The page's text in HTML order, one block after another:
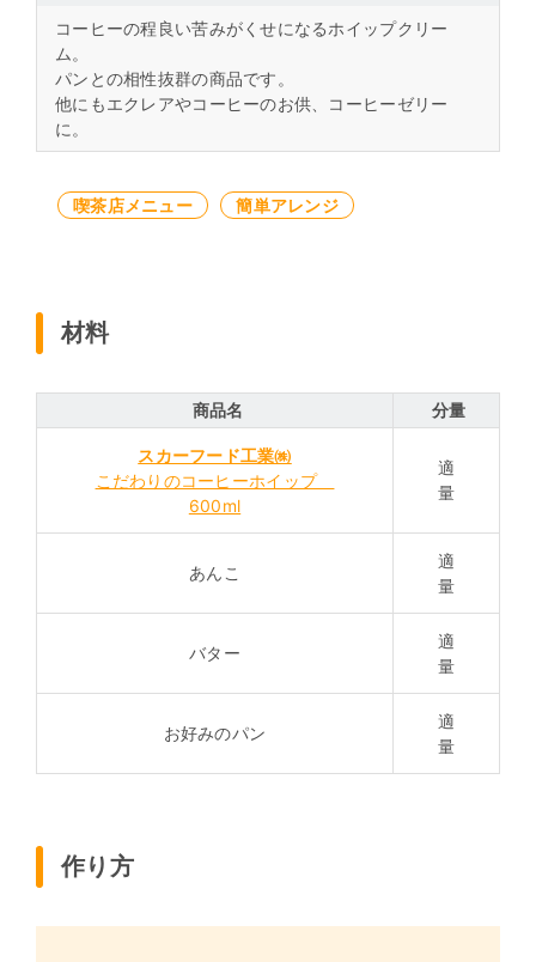
コーヒーの程良い苦みがくせになるホイップクリー
ム。
パンとの相性抜群の商品です。
他にもエクレアやコーヒーのお供、コーヒーゼリー
に。
喫茶店メニュー 簡単アレンジ
材料
商品名 分量
スカーフード工業㈱
こだわりのコーヒーホイップ
600ml
適
量
あんこ
適
量
バター
適
量
お好みのパン
適
量
作り方